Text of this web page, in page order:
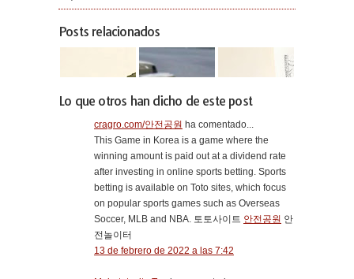
Posts relacionados
Lo que otros han dicho de este post
cragro.com/안전공원 ha comentado...
This Game in Korea is a game where the
winning amount is paid out at a dividend rate
after investing in online sports betting. Sports
betting is available on Toto sites, which focus
on popular sports games such as Overseas
Soccer, MLB and NBA. 토토사이트 안전공원 안
전놀이터
13 de febrero de 2022 a las 7:42